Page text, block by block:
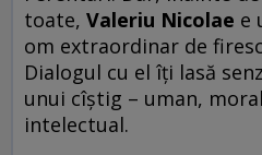
toate, Valeriu Nicolae e
om extraordinar de
Dialogul cu el îţi lasă
unui cîştig – uman,
intelectual.